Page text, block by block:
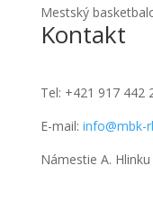
Mestský
Kontakt
Tel: +421 917 442
E-mail: info@mbk-
Námestie A.